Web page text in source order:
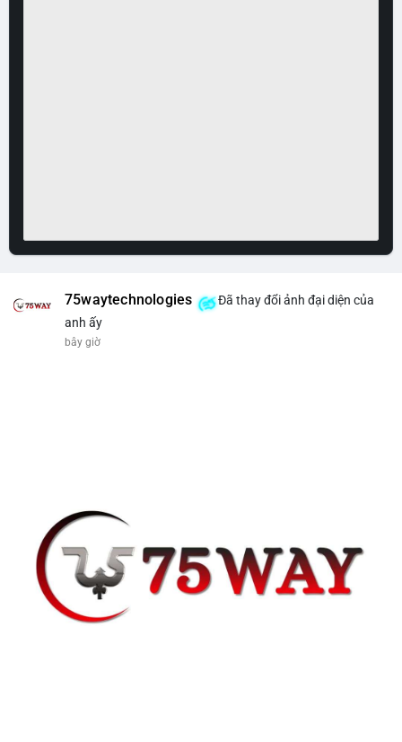
75waytechnologies
Đã thay đổi ảnh đại diện của
anh ấy
bây giờ